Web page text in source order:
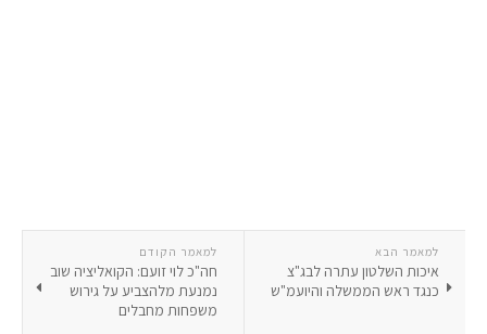
למאמר הקודם
חה"כ לוי זועם: הקואליציה שוב
נמנעת מלהצביע על גירוש
משפחות מחבלים
למאמר הבא
איכות השלטון עתרה לבג"צ
כנגד ראש הממשלה והיועמ"ש